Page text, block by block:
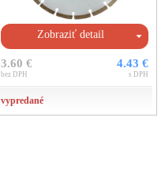
Zobraziť detail
3.60 €
bez DPH
4.43 €
s DPH
vypredané